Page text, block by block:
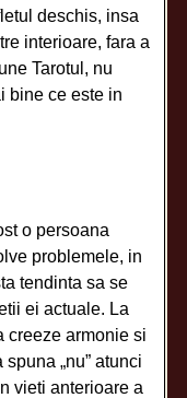
deschis, insa
interioare, fara a
Tarotul, nu
bine ce este in
o persoana
problemele, in
tendinta sa se
ei actuale. La
creeze armonie si
„nu” atunci
vieti anterioare a